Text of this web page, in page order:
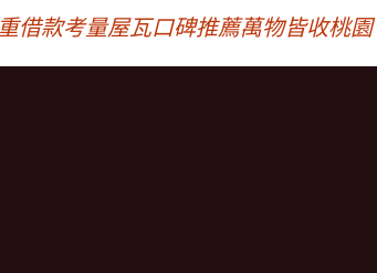
借款考量屋瓦口碑推薦萬物皆收桃園